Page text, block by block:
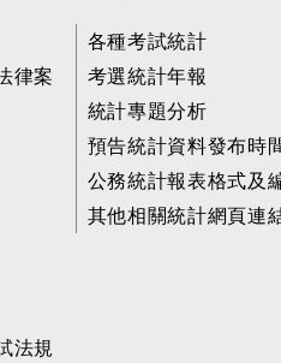
律案
法規
各種考試統計
考選統計年報
統計專題分析
預告統計資料發布時
公務統計報表格式及
其他相關統計網頁連